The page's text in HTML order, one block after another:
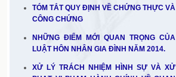
TÓM TẮT QUY ĐỊNH VỀ CHỨNG THỰC VÀ
CÔNG CHỨNG
NHỮNG ĐIỂM MỚI QUAN TRỌNG CỦA
LUẬT HÔN NHÂN GIA ĐÌNH NĂM 2014.
XỬ LÝ TRÁCH NHIỆM HÌNH SỰ VÀ XỬ